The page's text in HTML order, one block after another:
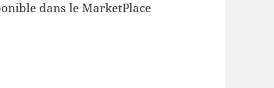
dans le MarketPlace